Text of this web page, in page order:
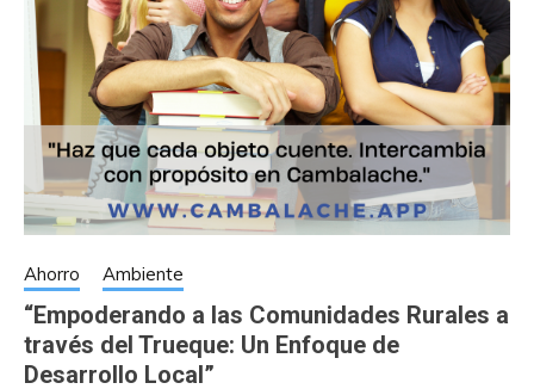
Ahorro Ambiente
“Empoderando a las Comunidades Rurales a
través del Trueque: Un Enfoque de
Desarrollo Local”